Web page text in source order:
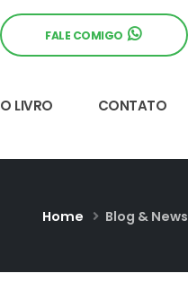
FALE COMIGO
O LIVRO CONTATO
Home Blog & News